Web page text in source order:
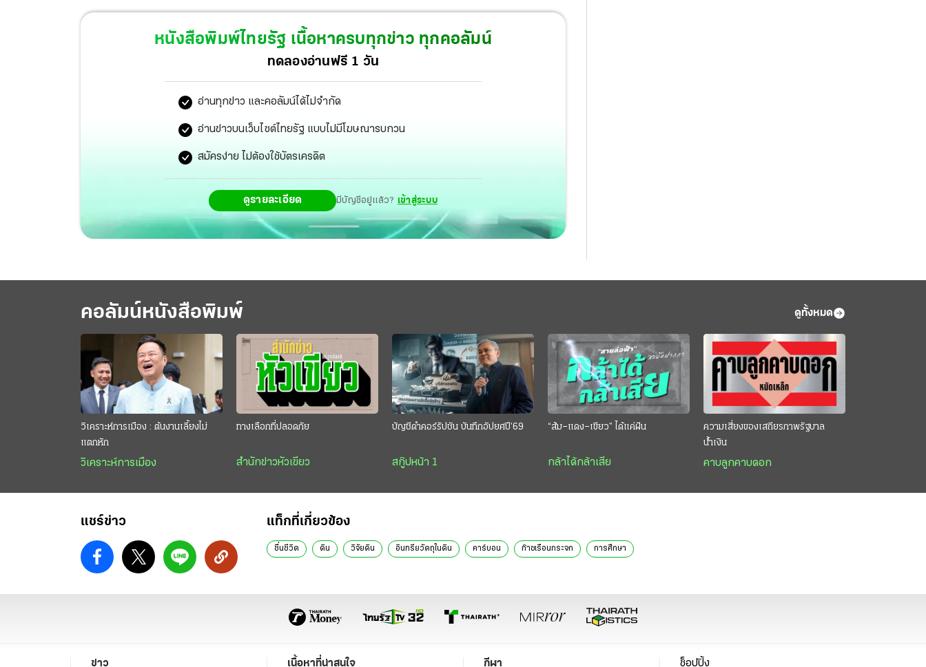
หนังสือพิมพ์ไทยรัฐ เนื้อหาครบทุกข่าว ทุกคอลัมน์
ทดลองอ่านฟรี 1 วัน
อ่านทุกข่าว และคอลัมน์ได้ไม่จำกัด
อ่านข่าวบนเว็บไซต์ไทยรัฐ แบบไม่มีโฆษณารบกวน
สมัครง่าย ไม่ต้องใช้บัตรเครดิต
ดูรายละเอียด มีบัญชีอยู่แล้ว? เข้าสู่ระบบ
คอลัมน์หนังสือพิมพ์ ดูทั้งหมด
วิเคราะห์การเมือง : ต้นงานเลี้ยงไม่
แตกหัก
วิเคราะห์การเมือง
ทางเลือกที่ปลอดภัย
สำนักข่าวหัวเขียว
บัญชีดำคอร์รัปชัน บันทึกอัปยศปี’69
สกู๊ปหน้า 1
“ส้ม–แดง–เขียว” ได้แค่ฝัน
กล้าได้กล้าเสีย
ความเสี่ยงของเสถียรภาพรัฐบาล
น้ำเงิน
คาบลูกคาบดอก
แชร์ข่าว แท็กที่เกี่ยวข้อง
ชื่นชีวิต ดิน วิจัยดิน อินทรียวัตถุในดิน คาร์บอน ก๊าซเรือนกระจก การศึกษา
ข่าว เนื้อหาที่น่าสนใจ กีฬา ช็อปปิ้ง